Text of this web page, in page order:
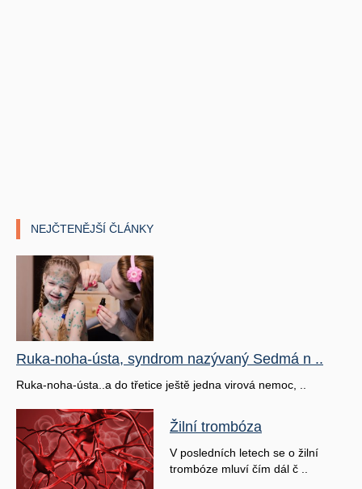
NEJČTENĚJŠÍ ČLÁNKY
Ruka-noha-ústa, syndrom nazývaný Sedmá n ..
Ruka-noha-ústa..a do třetice ještě jedna virová nemoc, ..
Žilní trombóza
V posledních letech se o žilní
trombóze mluví čím dál č ..